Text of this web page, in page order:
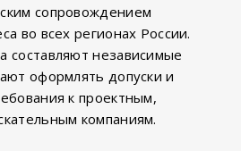
сопровождением
во всех регионах России.
составляют независимые
оформлять допуски и
к проектным,
компаниям.